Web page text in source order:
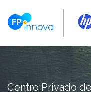
Centro Privado